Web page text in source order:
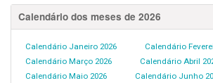
Calendário dos meses de 2026
Calendário Janeiro 2026
Calendário
Calendário Março 2026
Calendário Abril
Calendário Maio 2026
Calendário Junho